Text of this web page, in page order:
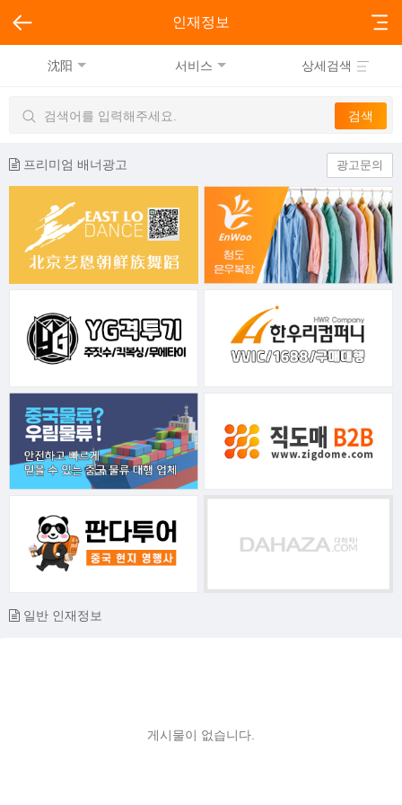
인재정보
沈阳 서비스 상세검색
프리미엄 배너광고 광고문의
일반 인재정보
게시물이 없습니다.